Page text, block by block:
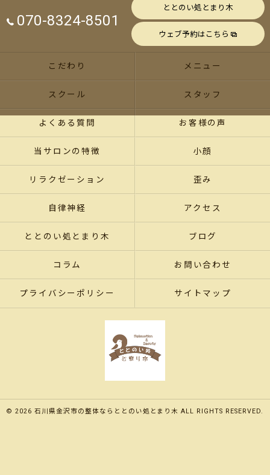
070-8324-8501
ととのい処とまり木
ウェブ予約はこちら
こだわり メニュー
スクール スタッフ
よくある質問 お客様の声
当サロンの特徴 小顔
リラクゼーション 歪み
自律神経 アクセス
ととのい処とまり木 ブログ
コラム お問い合わせ
プライバシーポリシー サイトマップ
© 2026 石川県金沢市の整体ならととのい処とまり木 ALL RIGHTS RESERVED.